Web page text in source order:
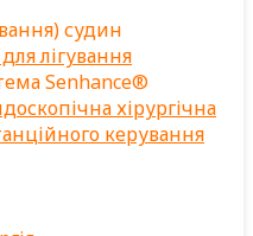
судин
лігування
Senhance®
хірургічна
керування